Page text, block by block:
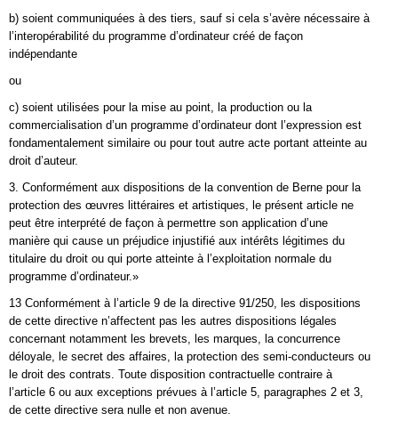
b) soient communiquées à des tiers, sauf si cela s’avère nécessaire à
l’interopérabilité du programme d’ordinateur créé de façon
indépendante
ou
c) soient utilisées pour la mise au point, la production ou la
commercialisation d’un programme d’ordinateur dont l’expression est
fondamentalement similaire ou pour tout autre acte portant atteinte au
droit d’auteur.
3. Conformément aux dispositions de la convention de Berne pour la
protection des œuvres littéraires et artistiques, le présent article ne
peut être interprété de façon à permettre son application d’une
manière qui cause un préjudice injustifié aux intérêts légitimes du
titulaire du droit ou qui porte atteinte à l’exploitation normale du
programme d’ordinateur.»
13 Conformément à l’article 9 de la directive 91/250, les dispositions
de cette directive n’affectent pas les autres dispositions légales
concernant notamment les brevets, les marques, la concurrence
déloyale, le secret des affaires, la protection des semi-conducteurs ou
le droit des contrats. Toute disposition contractuelle contraire à
l’article 6 ou aux exceptions prévues à l’article 5, paragraphes 2 et 3,
de cette directive sera nulle et non avenue.